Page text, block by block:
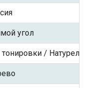
угол
тонировки /